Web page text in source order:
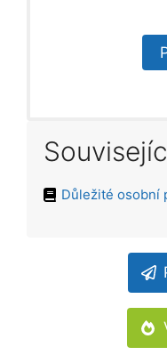
Důležité osobní